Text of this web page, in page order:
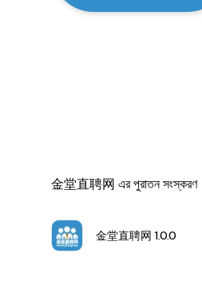
金堂直聘网 এর পুরাতন সংস্করণ
金堂直聘网 1.0.0